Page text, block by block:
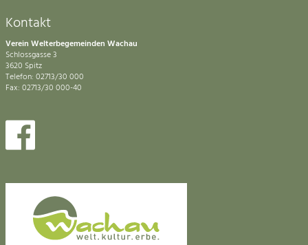
Kontakt
Verein Welterbegemeinden Wachau
Schlossgasse 3
3620 Spitz
Telefon: 02713/30 000
Fax: 02713/30 000-40